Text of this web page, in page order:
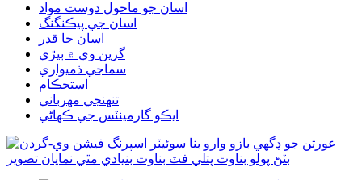
اسان جو ماحول دوست مواد
اسان جي پيڪنگنگ
اسان جا قدر
گرين وي ۾ ٻيڙي
سماجي ذميواري
استحڪام
تنهنجي مهرباني
ايڪو گارمينٽس جي ڪهاڻي